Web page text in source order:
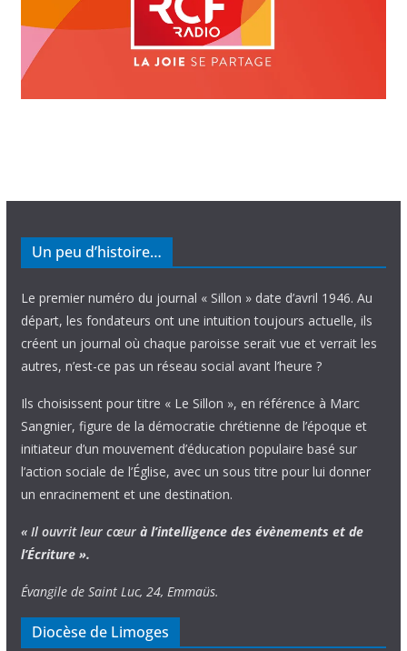
Un peu d’histoire…
Le premier numéro du journal « Sillon » date d’avril 1946. Au
départ, les fondateurs ont une intuition toujours actuelle, ils
créent un journal où chaque paroisse serait vue et verrait les
autres, n’est-ce pas un réseau social avant l’heure ?
Ils choisissent pour titre « Le Sillon », en référence à Marc
Sangnier, figure de la démocratie chrétienne de l’époque et
initiateur d’un mouvement d’éducation populaire basé sur
l’action sociale de l’Église, avec un sous titre pour lui donner
un enracinement et une destination.
« Il ouvrit leur cœur à l’intelligence des évènements et de
l’Écriture ».
Évangile de Saint Luc, 24, Emmaüs.
Diocèse de Limoges